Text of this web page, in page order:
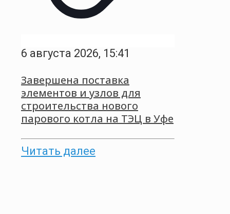
6 августа 2026, 15:41
Завершена поставка
элементов и узлов для
строительства нового
парового котла на ТЭЦ в Уфе
Читать далее